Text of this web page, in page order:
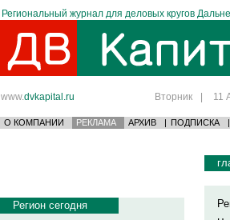
Региональный журнал для деловых кругов
www.dvkapital.ru Вторник | 11
О КОМПАНИИ РЕКЛАМА АРХИВ | ПОДПИСКА |
Регион сегодня